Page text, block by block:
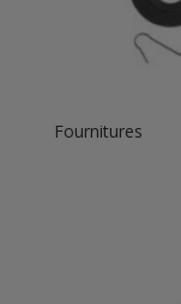
Fournitures